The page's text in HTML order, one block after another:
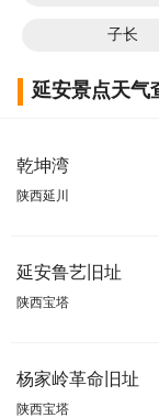
子长
延安景点天气
乾坤湾
陕西延川
延安鲁艺旧址
陕西宝塔
杨家岭革命旧址
陕西宝塔